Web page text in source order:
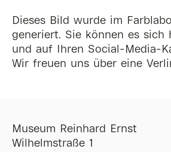
Dieses Bild wurde im
generiert. Sie können es sich
und auf Ihren Social-Media-
Wir freuen uns über eine
Museum Reinhard Ernst
Wilhelmstraße 1